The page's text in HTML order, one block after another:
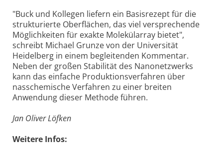
"Buck und Kollegen liefern ein Basisrezept für die
strukturierte Oberflächen, das viel versprechende
Möglichkeiten für exakte Molekülarray bietet",
schreibt Michael Grunze von der Universität
Heidelberg in einem begleitenden Kommentar.
Neben der großen Stabilität des Nanonetzwerks
kann das einfache Produktionsverfahren über
nasschemische Verfahren zu einer breiten
Anwendung dieser Methode führen.
Jan Oliver Löfken
Weitere Infos: